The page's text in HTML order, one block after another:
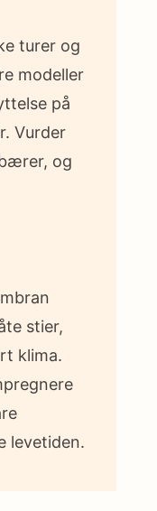
turer og
modeller
på
Vurder
og
stier,
klima.
levetiden.